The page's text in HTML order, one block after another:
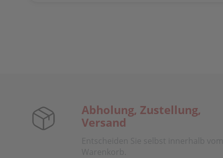
Abholung, Zustellung,
Versand
Entscheiden Sie selbst innerhalb vom
Warenkorb.